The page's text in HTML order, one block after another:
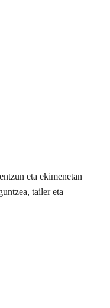
eta ekimenetan
tailer eta